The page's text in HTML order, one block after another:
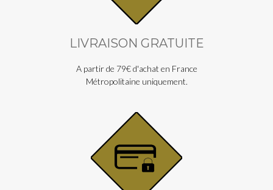
LIVRAISON GRATUITE
A partir de 79€ d'achat en France
Métropolitaine uniquement.